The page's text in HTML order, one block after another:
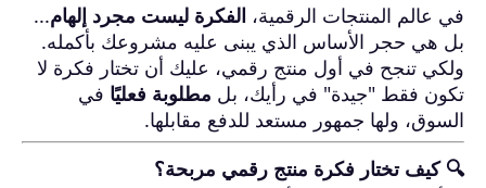
في عالم المنتجات الرقمية، الفكرة ليست مجرد إلهام...
بل هي حجر الأساس الذي يبنى عليه مشروعك بأكمله.
ولكي تنجح في أول منتج رقمي، عليك أن تختار فكرة لا
تكون فقط "جيدة" في رأيك، بل مطلوبة فعليًا في
السوق، ولها جمهور مستعد للدفع مقابلها.
🔍 كيف تختار فكرة منتج رقمي مربحة؟